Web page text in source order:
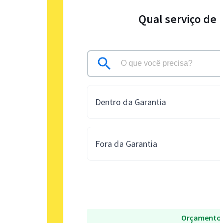
Qual serviço
Dentro da Garantia
Fora da Garantia